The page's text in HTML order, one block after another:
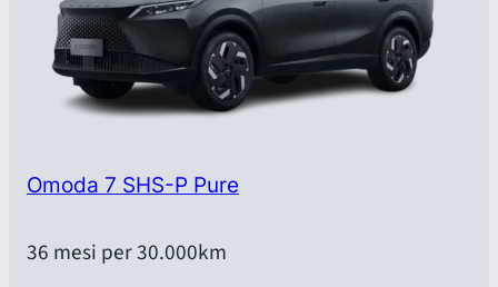
Omoda 7 SHS-P Pure
36 mesi per 30.000km